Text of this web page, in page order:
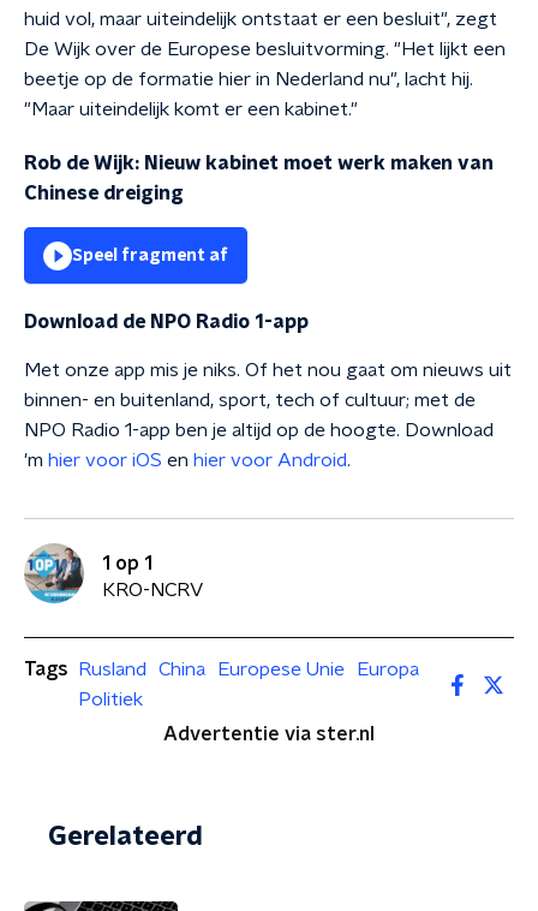
huid vol, maar uiteindelijk ontstaat er een besluit", zegt
De Wijk over de Europese besluitvorming. "Het lijkt een
beetje op de formatie hier in Nederland nu", lacht hij.
"Maar uiteindelijk komt er een kabinet."
Rob de Wijk: Nieuw kabinet moet werk maken van
Chinese dreiging
Speel fragment af
Download de NPO Radio 1-app
Met onze app mis je niks. Of het nou gaat om nieuws uit
binnen- en buitenland, sport, tech of cultuur; met de
NPO Radio 1-app ben je altijd op de hoogte. Download
'm hier voor iOS en hier voor Android.
1 op 1
KRO-NCRV
Tags Rusland China Europese Unie
Europa
Politiek
Advertentie via ster.nl
Gerelateerd